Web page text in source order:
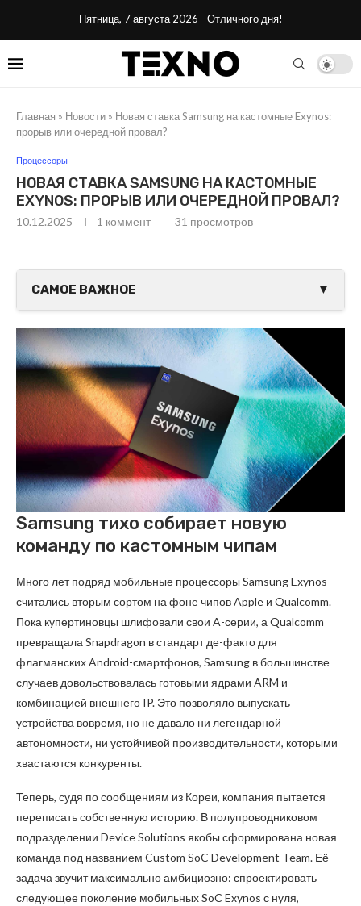
Пятница, 7 августа 2026 - Отличного дня!
Главная » Новости » Новая ставка Samsung на кастомные Exynos:
прорыв или очередной провал?
Процессоры
НОВАЯ СТАВКА SAMSUNG НА КАСТОМНЫЕ
EXYNOS: ПРОРЫВ ИЛИ ОЧЕРЕДНОЙ ПРОВАЛ?
10.12.2025 1 коммент 31 просмотров
САМОЕ ВАЖНОЕ ▼
Samsung тихо собирает новую
команду по кастомным чипам
Много лет подряд мобильные процессоры Samsung Exynos
считались вторым сортом на фоне чипов Apple и Qualcomm.
Пока купертиновцы шлифовали свои A-серии, а Qualcomm
превращала Snapdragon в стандарт де-факто для
флагманских Android-смартфонов, Samsung в большинстве
случаев довольствовалась готовыми ядрами ARM и
комбинацией внешнего IP. Это позволяло выпускать
устройства вовремя, но не давало ни легендарной
автономности, ни устойчивой производительности, которыми
хвастаются конкуренты.
Теперь, судя по сообщениям из Кореи, компания пытается
переписать собственную историю. В полупроводниковом
подразделении Device Solutions якобы сформирована новая
команда под названием Custom SoC Development Team. Её
задача звучит максимально амбициозно: спроектировать
следующее поколение мобильных SoC Exynos с нуля,